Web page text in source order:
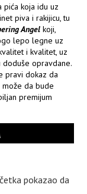
pića koja idu uz
piva i rakijicu, tu
Angel koji,
lepo legne uz
i kvalitet, uz
doduše opravdane.
pravi dokaz da
da bude
premijum
pokazao da